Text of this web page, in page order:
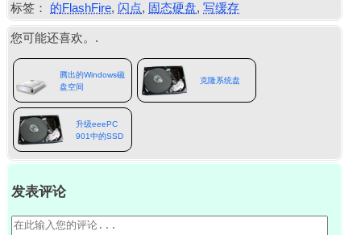
标签： 的FlashFire, 闪点, 固态硬盘,写缓存
您可能还喜欢。.
腾出的Windows磁
盘空间
克隆系统盘
升级eeePC
901中的SSD
发表评论